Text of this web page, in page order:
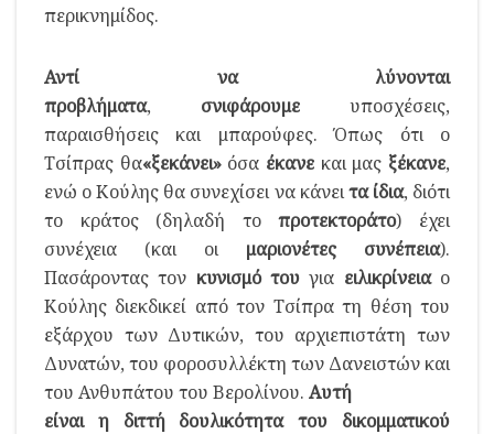
περικνημίδος.
Αντί να λύνονται
προβλήματα, σνιφάρουμε υποσχέσεις,
παραισθήσεις και μπαρούφες. Όπως ότι ο
Τσίπρας θα«ξεκάνει»όσα έκανε και μας ξέκανε,
ενώ ο Κούλης θα συνεχίσει να κάνειτα ίδια, διότι
το κράτος (δηλαδή τοπροτεκτοράτο) έχει
συνέχεια (και οι μαριονέτες συνέπεια).
Πασάροντας τον κυνισμό του για ειλικρίνειαο
Κούλης διεκδικεί από τον Τσίπρα τη θέση του
εξάρχου των Δυτικών, του αρχιεπιστάτη των
Δυνατών, του φοροσυλλέκτη των Δανειστών και
του Ανθυπάτου του Βερολίνου. Αυτή
είναι η διττή δουλικότητα του δικομματικού